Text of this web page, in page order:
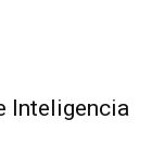
Inteligencia